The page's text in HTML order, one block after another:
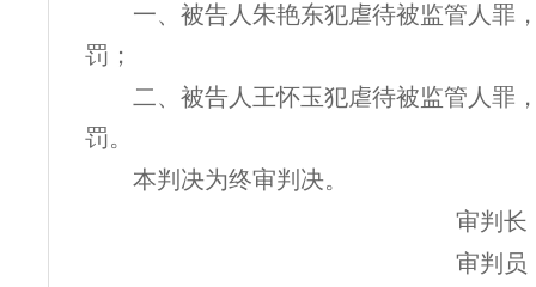
一、被告人朱艳东犯虐待被监管人罪
罚；
二、被告人王怀玉犯虐待被监管人罪
罚。
本判决为终审判决。
审判
审判